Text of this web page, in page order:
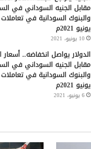
مقابل الجنيه السوداني في
يونيو 2021م
10 يونيو، 2021
الدولار يواصل انخفاضه.. أسعار
مقابل الجنيه السوداني في
يونيو 2021م
6 يونيو، 2021